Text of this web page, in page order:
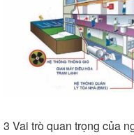
3 Vai trò quan trọng của